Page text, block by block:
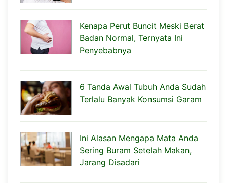
Kenapa Perut Buncit Meski Berat
Badan Normal, Ternyata Ini
Penyebabnya
6 Tanda Awal Tubuh Anda Sudah
Terlalu Banyak Konsumsi Garam
Ini Alasan Mengapa Mata Anda
Sering Buram Setelah Makan,
Jarang Disadari